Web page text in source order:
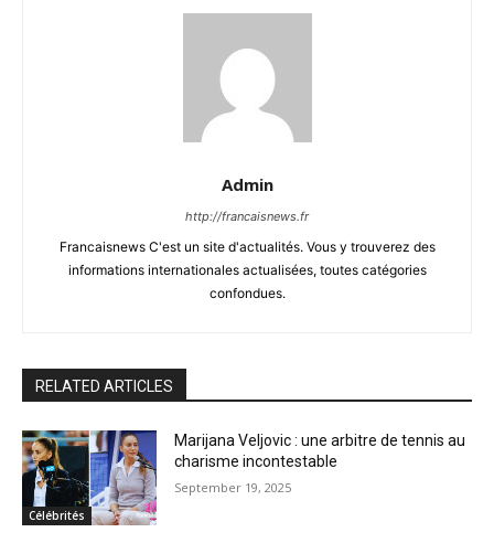
Admin
http://francaisnews.fr
Francaisnews C'est un site d'actualités. Vous y trouverez des
informations internationales actualisées, toutes catégories
confondues.
RELATED ARTICLES
Célébrités
Marijana Veljovic : une arbitre de tennis au
charisme incontestable
September 19, 2025